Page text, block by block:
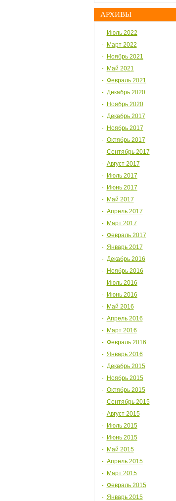
АРХИВЫ
Июль 2022
Март 2022
Ноябрь 2021
Май 2021
Февраль 2021
Декабрь 2020
Ноябрь 2020
Декабрь 2017
Ноябрь 2017
Октябрь 2017
Сентябрь 2017
Август 2017
Июль 2017
Июнь 2017
Май 2017
Апрель 2017
Март 2017
Февраль 2017
Январь 2017
Декабрь 2016
Ноябрь 2016
Июль 2016
Июнь 2016
Май 2016
Апрель 2016
Март 2016
Февраль 2016
Январь 2016
Декабрь 2015
Ноябрь 2015
Октябрь 2015
Сентябрь 2015
Август 2015
Июль 2015
Июнь 2015
Май 2015
Апрель 2015
Март 2015
Февраль 2015
Январь 2015